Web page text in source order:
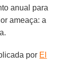
anual para
ameaça: a
por El